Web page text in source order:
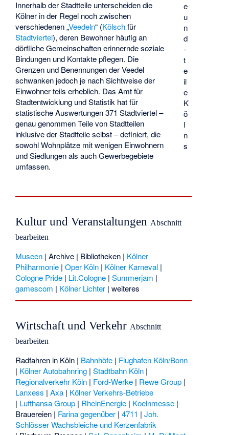
e
u
n
d
-
t
e
il
e
K
ö
l
n
s
Innerhalb der Stadtteile unterscheiden die
Kölner in der Regel noch zwischen
verschiedenen „Veedeln“ (Kölschfür
Stadtviertel), deren Bewohner häufig an
dörfliche Gemeinschaften erinnernde soziale
Bindungen und Kontakte pflegen. Die
Grenzen und Benennungen der Veedel
schwanken jedoch je nach Sichtweise der
Einwohner teils erheblich. Das Amt für
Stadtentwicklung und Statistik hat für
statistische Auswertungen 371 Stadtviertel –
genau genommen Teile von Stadtteilen
inklusive der Stadtteile selbst – definiert, die
sowohl Wohnplätze mit wenigen Einwohnern
und Siedlungen als auch Gewerbegebiete
umfassen.
Kultur und VeranstaltungenAbschnitt
bearbeiten
Museen |Archive | Bibliotheken | Kölner
Philharmonie |Oper Köln | Kölner Karneval |
Cologne Pride | Lit.Cologne |Summerjam |
gamescom | Kölner Lichter |weiteres
Wirtschaft und VerkehrAbschnitt
bearbeiten
Radfahren in Köln | Bahnhöfe | Flughafen Köln/Bonn
| Kölner Autobahnring |Stadtbahn Köln |
Regionalverkehr Köln | Ford-Werke | Rewe Group |
Lanxess |Axa | Kölner Verkehrs-Betriebe
| Lufthansa Group | RheinEnergie | Koelnmesse |
Brauereien | Farina gegenüber |4711 |Joh.
Schlösser Wachsbleiche und Kerzenfabrik